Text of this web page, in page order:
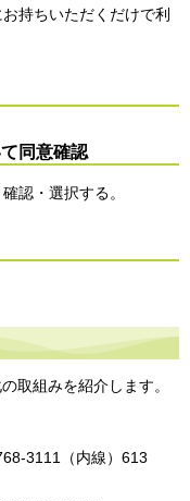
持ちいただくだけで利
同意確認
認・選択する。
取組みを紹介します。
3111（内線）613